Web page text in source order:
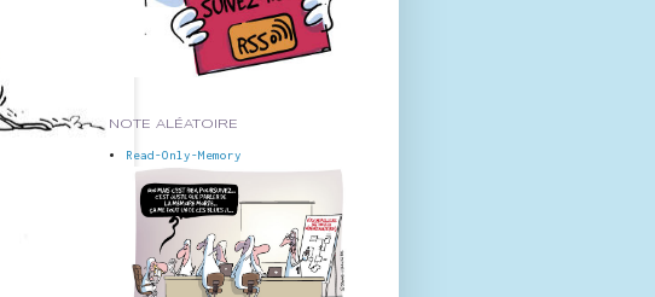
NOTE ALÉATOIRE
Read-Only-Memory